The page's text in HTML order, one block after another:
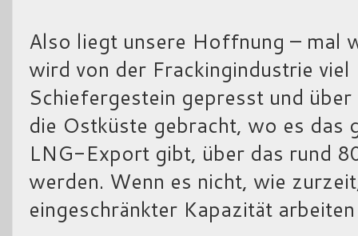
Also liegt unsere Hoffnung – mal
wird von der Frackingindustrie viel
Schiefergestein gepresst und
die Ostküste gebracht, wo es
LNG-Export gibt, über das rund
werden. Wenn es nicht, wie
eingeschränkter Kapazität